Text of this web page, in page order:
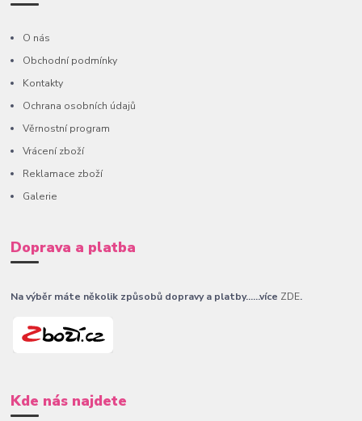
O nás
Obchodní podmínky
Kontakty
Ochrana osobních údajů
Věrnostní program
Vrácení zboží
Reklamace zboží
Galerie
Doprava a platba
Na výběr máte několik způsobů dopravy a platby......více ZDE.
Kde nás najdete